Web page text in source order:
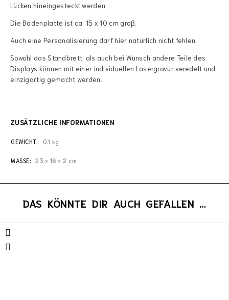
Lücken hineingesteckt werden.
Die Bodenplatte ist ca. 15 x 10 cm groß.
Auch eine Personalisierung darf hier natürlich nicht fehlen.
Sowohl das Standbrett, als auch bei Wunsch andere Teile des
Displays können mit einer individuellen Lasergravur veredelt und
einzigartig gemacht werden.
ZUSÄTZLICHE INFORMATIONEN
GEWICHT 0,1 kg
MASSE 23 × 16 × 2 cm
DAS KÖNNTE DIR AUCH GEFALLEN …